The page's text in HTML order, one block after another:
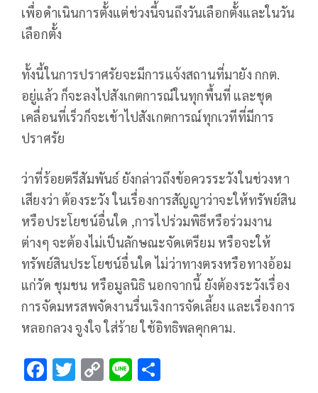
เพื่อดำเนินการตั้งแต่ช่วงนี้จนถึงวันเลือกตั้งและในวัน
เลือกตั้ง
ทั้งนี้ในการปราศรัยจะมีการแจ้งสถานที่มายัง กกต.
อยู่แล้ว ก็จะลงไปสังเกตการณ์ในทุกพื้นที่ และชุด
เคลื่อนที่เร็วก็จะเข้าไปสังเกตการณ์ทุกเวทีที่มีการ
ปราศรัย
ว่าที่ร้อยตรีสัมพันธ์ ยังกล่าวถึงข้อควรระวังในช่วงหา
เสียงว่า ต้องระวัง ในเรื่องการสัญญาว่าจะให้ทรัพย์สิน
หรือประโยชน์อื่นใด ,การไปร่วมพิธีหรือร่วมงาน
ต่างๆ จะต้องไม่เป็นลักษณะจัดเตรียม หรือจะให้
ทรัพย์สินประโยชน์อื่นใด ไม่ว่าทางตรงหรือทางอ้อม
แก่วัด ชุมชน หรือมูลนิธิ นอกจากนี้ ยังต้องระวังเรื่อง
การจัดมหรสพจัดงานรื่นเริงการจัดเลี้ยง และเรื่องการ
หลอกลวง จูงใจ ใส่ร้าย ใช้อิทธิพลคุกคาม.
F T C Li